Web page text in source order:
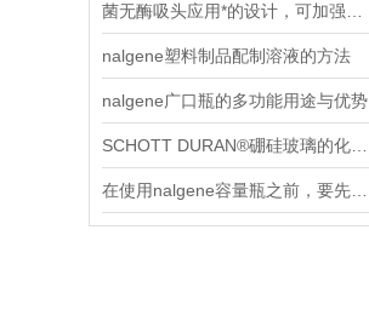
nalgene塑料制品配制溶液的方法
nalgene广口瓶的多功能用途与优势